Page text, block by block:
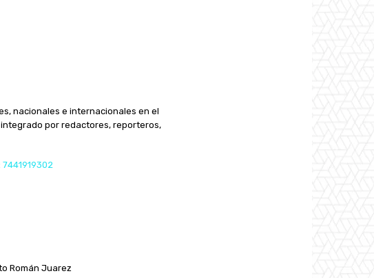
nacionales e internacionales en el
por redactores, reporteros,
Román Juarez